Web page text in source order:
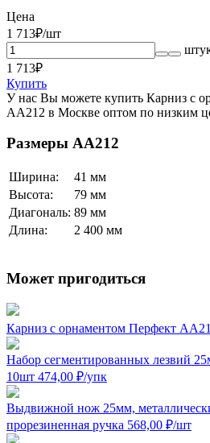
Цена
1 713₽/шт
1 713₽
Купить
У нас Вы можете купить Карниз с
AA212 в Москве оптом по низким
Размеры AA212
Ширина:
41 мм
Высота:
79 мм
Диагональ: 89 мм
Длина:
2 400 мм
Может пригодиться
Карниз с орнаментом Перфект
Набор сегментированных лезвий
10шт 474,00 ₽/упк
Выдвижной нож 25мм,
прорезиненная ручка 568,00 ₽/шт